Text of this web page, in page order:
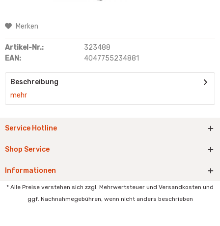
Merken
Artikel-Nr.:
323488
EAN:
4047755234881
Beschreibung
mehr
Service Hotline
Shop Service
Informationen
* Alle Preise verstehen sich zzgl. Mehrwertsteuer und Versandkosten und
ggf. Nachnahmegebühren, wenn nicht anders beschrieben